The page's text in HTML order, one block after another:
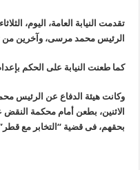
تقدمت النيابة العامة، اليوم،
الرئيس محمد مرسى، وآخرين من
كما طعنت النيابة على الحكم
وكانت هيئة الدفاع عن الرئيس
الاثنين، بطعن أمام محكمة النقض
بحقهم، فى قضية “التخابر مع